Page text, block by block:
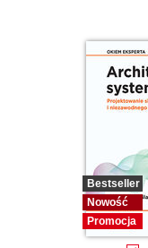
Bestseller
Nowość
Promocja